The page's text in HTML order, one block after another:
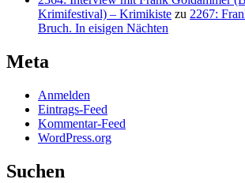
Krimifestival) – Krimikiste zu 2267:
Bruch. In eisigen Nächten
Meta
Anmelden
Eintrags-Feed
Kommentar-Feed
WordPress.org
Suchen